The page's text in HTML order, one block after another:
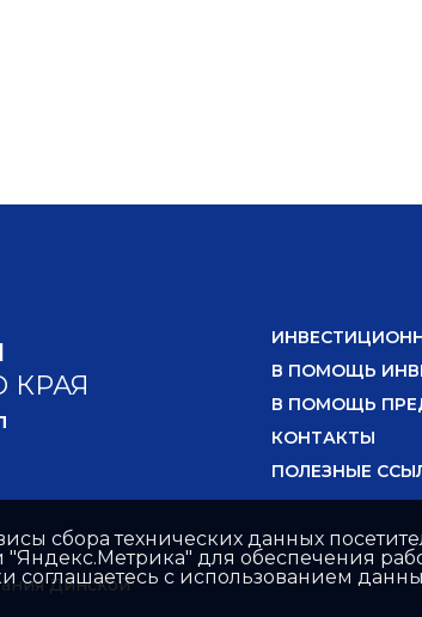
КРАЯ
В ПОМОЩЬ
В ПОМОЩЬ
КОНТАКТЫ
ПОЛЕЗНЫЕ
Динской
сбора технических данных
для обеспечения
соглашаетесь с использованием